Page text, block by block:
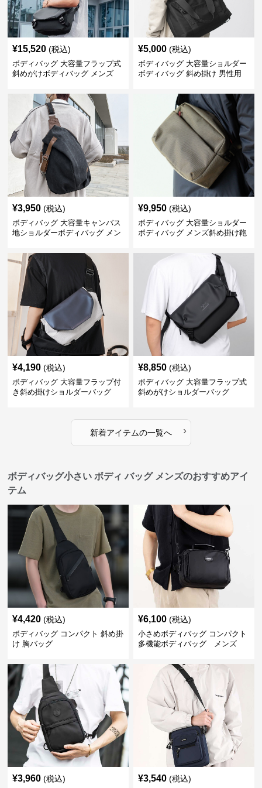
¥15,520 (税込)
ボディバッグ 大容量フラップ式
斜めがけボディバッグ メンズ
¥5,000 (税込)
ボディバッグ 大容量ショルダー
ボディバッグ 斜め掛け 男性用
¥3,950 (税込)
ボディバッグ 大容量キャンバス
地ショルダーボディバッグ メン
¥9,950 (税込)
ボディバッグ 大容量ショルダー
ボディバッグ メンズ斜め掛け鞄
¥4,190 (税込)
ボディバッグ 大容量フラップ付
き斜め掛けショルダーバッグ
¥8,850 (税込)
ボディバッグ 大容量フラップ式
斜めがけショルダーバッグ
新着アイテムの一覧へ ›
ボディバッグ小さい ボディ バッグ メンズのおすすめアイ
テム
¥4,420 (税込)
ボディバッグ コンパクト 斜め掛
け 胸バッグ
¥6,100 (税込)
小さめボディバッグ コンパクト
多機能ボディバッグ メンズ
¥3,960 (税込) ¥3,540 (税込)